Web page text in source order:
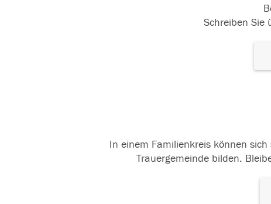
Schreiben Sie
In einem Familienkreis können
Trauergemeinde bilden.